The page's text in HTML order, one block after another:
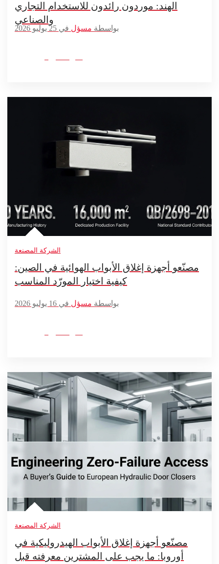
الهند: موردون رائدون للاستخدام التجاري
والصناعي
بواسطة مسؤل في 25 يوليو 2026
الشركة المصنعة
مصنّعو أجهزة إغلاق الأبواب الهوائية في الصين:
كيفية اختيار المورّد المناسب
بواسطة مسؤل في 16 يوليو 2026
الشركة المصنعة
مصنّعو أجهزة إغلاق الأبواب الهيدروليكية في
أوروبا: ما يجب على المشترين معرفته قبل